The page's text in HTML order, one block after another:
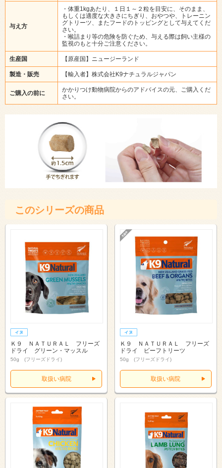
与え方
・体重1kgあたり、１日１～２粒を目安に、そのまま、
もしくは適度な大きさにちぎり、おやつや、トレーニン
グトリーツ、またフードのトッピングとして与えてくだ
さい。
・喉詰まり等の危険を防ぐため、与える際は飼い主様の
監視のもと十分ご注意ください。
生産国 【原産国】ニュージーランド
製造・販売 【輸入者】株式会社K9ナチュラルジャパン
ご購入の前に
かかりつけ動物病院からのアドバイスの元、ご購入くだ
さい。
このシリーズの商品
Ｋ９ ＮＡＴＵＲＡＬ フリーズ
ドライ グリーン・マッスル
50g (フリーズドライ)
取扱い病院
Ｋ９ ＮＡＴＵＲＡＬ フリーズ
ドライ ビーフトリーツ
50g (フリーズドライ)
取扱い病院